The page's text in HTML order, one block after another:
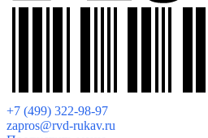
+7 (499) 322-98-97
zapros@rvd-rukav.ru